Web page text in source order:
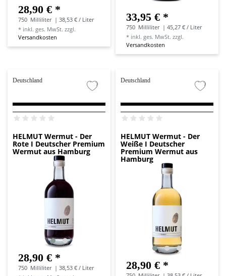
28,90 € *
750 Milliliter | 38,53 € / Liter
* inkl. ges. MwSt. zzgl.
Versandkosten
33,95 € *
750 Milliliter | 45,27 € / Liter
* inkl. ges. MwSt. zzgl.
Versandkosten
Deutschland
HELMUT Wermut - Der
Rote I Deutscher Premium
Wermut aus Hamburg
28,90 € *
750 Milliliter | 38,53 € / Liter
Deutschland
HELMUT Wermut - Der
Weiße I Deutscher
Premium Wermut aus
Hamburg
28,90 € *